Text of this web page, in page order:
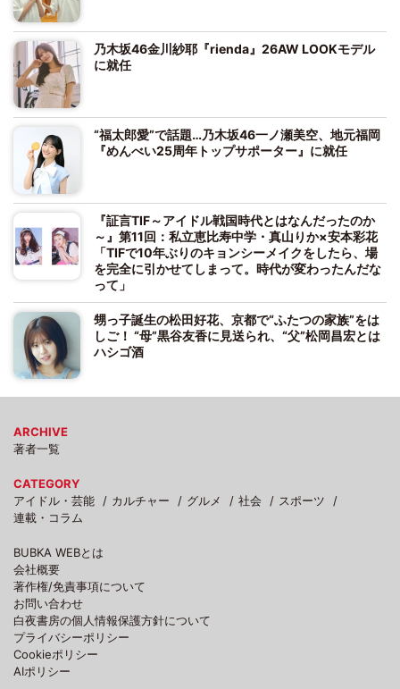
乃木坂46金川紗耶『rienda』26AW LOOKモデル
に就任
“福太郎愛”で話題…乃木坂46一ノ瀬美空、地元福岡
『めんべい25周年トップサポーター』に就任
『証言TIF～アイドル戦国時代とはなんだったのか
～』第11回：私立恵比寿中学・真山りか×安本彩花
「TIFで10年ぶりのキョンシーメイクをしたら、場
を完全に引かせてしまって。時代が変わったんだな
って」
甥っ子誕生の松田好花、京都で“ふたつの家族”をは
しご！ “母”黒谷友香に見送られ、“父”松岡昌宏とは
ハシゴ酒
ARCHIVE
著者一覧
CATEGORY
アイドル・芸能
カルチャー グルメ 社会
スポーツ
連載・コラム
BUBKA WEBとは
会社概要
著作権/免責事項について
お問い合わせ
白夜書房の個人情報保護方針について
プライバシーポリシー
Cookieポリシー
AIポリシー